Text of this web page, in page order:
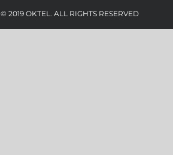
© 2019 OKTEL. ALL RIGHTS RESERVED